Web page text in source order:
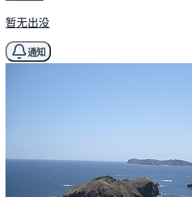
暂无出没
通知